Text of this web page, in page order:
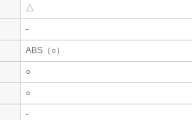
△
-
ABS（○）
○
○
-